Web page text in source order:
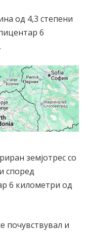
од 4,3 степени
6
земјотрес со
според
6 километри од
почувствувал и